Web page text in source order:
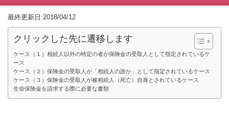
最終更新日:2018/04/12
クリックした先に遷移します
ケース（１）相続人以外の特定の者が保険金の受取人として指定されているケ
ース
ケース（２）保険金の受取人が「相続人の誰か」として指定されているケース
ケース（３）保険金の受取人が被相続人（死亡）自身とされているケース
生命保険金を請求する際に必要な書類